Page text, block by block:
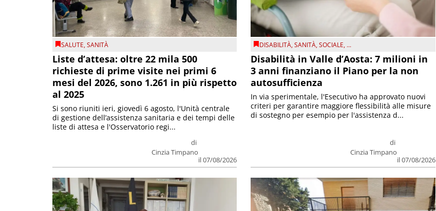
SALUTE,SANITÀ
Liste d’attesa: oltre 22 mila 500
richieste di prime visite nei primi 6
mesi del 2026, sono 1.261 in più rispetto
al 2025
di
Cinzia Timpano
il 07/08/2026
Si sono riuniti ieri, giovedì 6 agosto, l'Unità centrale
di gestione dell’assistenza sanitaria e dei tempi delle
liste di attesa e l'Osservatorio regi...
DISABILITÀ,SANITÀ,SOCIALE, ...
Disabilità in Valle d’Aosta: 7 milioni in
3 anni finanziano il Piano per la non
autosufficienza
di
Cinzia Timpano
il 07/08/2026
In via sperimentale, l'Esecutivo ha approvato nuovi
criteri per garantire maggiore flessibilità alle misure
di sostegno per esempio per l'assistenza d...